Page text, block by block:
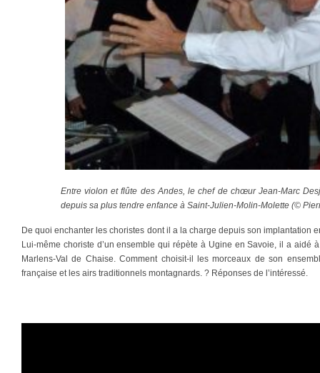
Entre violon et flûte des Andes, le chef de chœur Jean-Marc
depuis sa plus tendre enfance à Saint-Julien-Molin-Molette (©
De quoi enchanter les choristes dont il a la charge depuis son implantation
Lui-même choriste d’un ensemble qui répète à Ugine en Savoie, il a
Marlens-Val de Chaise. Comment choisit-il les morceaux de son
française et les airs traditionnels montagnards. ? Réponses de l’intéressé.